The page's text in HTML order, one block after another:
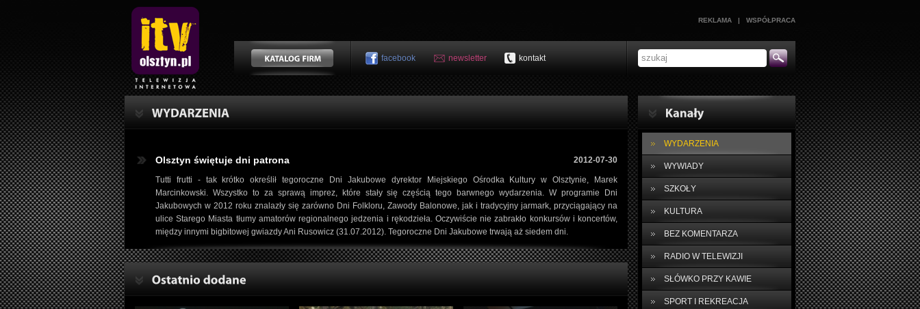
REKLAMA | WSPÓŁPRACA
facebook newsletter kontakt
WYDARZENIA
WYWIADY
SZKOŁY
KULTURA
BEZ KOMENTARZA
RADIO W TELEWIZJI
SŁÓWKO PRZY KAWIE
SPORT I REKREACJA
Olsztyn świętuje dni patrona 2012-07-30
Tutti frutti - tak krótko określił tegoroczne Dni Jakubowe dyrektor Miejskiego Ośrodka Kultury w Olsztynie, Marek
Marcinkowski. Wszystko to za sprawą imprez, które stały się częścią tego barwnego wydarzenia. W programie Dni
Jakubowych w 2012 roku znalazły się zarówno Dni Folkloru, Zawody Balonowe, jak i tradycyjny jarmark, przyciągający na
ulice Starego Miasta tłumy amatorów regionalnego jedzenia i rękodzieła. Oczywiście nie zabrakło konkursów i koncertów,
między innymi bigbitowej gwiazdy Ani Rusowicz (31.07.2012). Tegoroczne Dni Jakubowe trwają aż siedem dni.